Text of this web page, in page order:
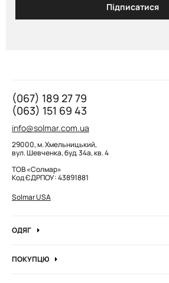
Підписатися
(067) 189 27 79
(063) 151 69 43
info@solmar.com.ua
29000, м. Хмельницький,
вул. Шевченка, буд. 34а, кв. 4
ТОВ «Солмар»
Код ЄДРПОУ: 43891881
Solmar USA
ОДЯГ
Кофти та джемпера
ПОКУПЦЮ